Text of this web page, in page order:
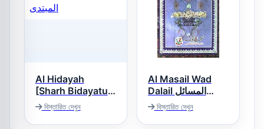
Al Hidayah
[Sharh Bidayatul
Mubtadi] الهداية
شرح بداية المبتدى
বিস্তারিত দেখুন
Al Masail Wad
Dalail المسائل
والدلائل
বিস্তারিত দেখুন